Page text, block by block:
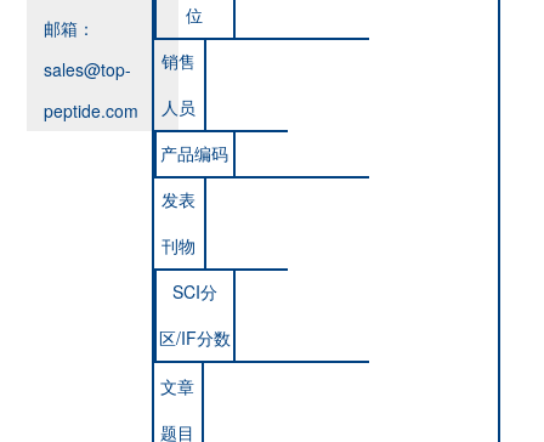
邮箱：
sales@top-
peptide.com
位
销售
人员
产品编码
发表
刊物
SCI分
区/IF分数
文章
题目